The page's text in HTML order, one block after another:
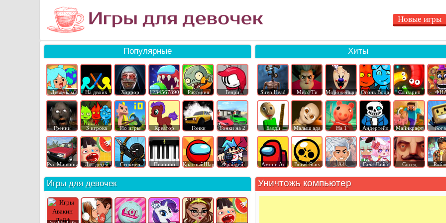
Новые игры
Популярные
Девочкам На двоих Хоррор 1234567890 Растения Генри
Гренни 3 игрока Ио игры Креатор Гонки Гонки на 2
Рус Машины Для детей Стикмен Пианино КрасныйШар Фрайдей
Хиты
Siren Head Мисс Ти Мороженщик Огонь Вода Слизарио
Балди Малыш ада На 1 Андертейл Майнкрафт
Амонг Ас Brawl Stars А4 Гача Лайф Сосед
Уничтожь компьютер
Игры для девочек